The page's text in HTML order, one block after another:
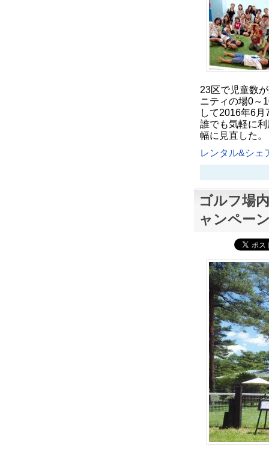
23区で児童数
ニティの場0～
して2016年6
誰でも気軽に
幅に見直した
レンタル&シェ
ゴルフ場
ャンペー